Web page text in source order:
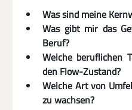
Was sind meine
Was gibt mir das
Beruf?
Welche beruflichen
den Flow-Zustand?
Welche Art von
zu wachsen?